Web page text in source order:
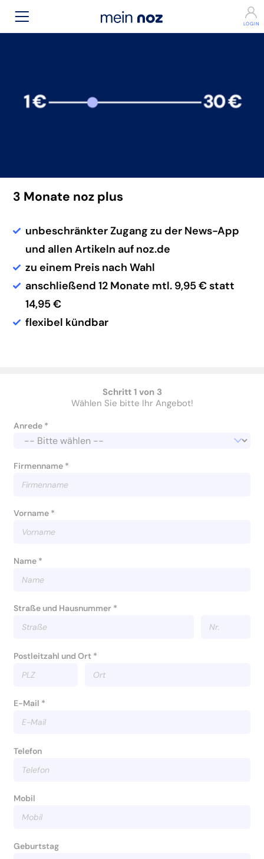
3 Monate noz plus
unbeschränkter Zugang zu der News-App
und allen Artikeln auf noz.de
zu einem Preis nach Wahl
anschließend 12 Monate mtl. 9,95 € statt
14,95 €
flexibel kündbar
Schritt 1 von 3
Wählen Sie bitte Ihr Angebot!
Anrede *
Firmenname *
Vorname *
Name *
Straße und Hausnummer *
Postleitzahl und Ort *
E-Mail *
Telefon
Mobil
Geburtstag